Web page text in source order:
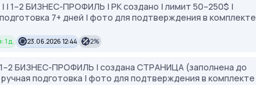
| 1–2 БИЗНЕС-ПРОФИЛЬ | РК создано | лимит 50–250$ |
7+ дней | фото для подтверждения в комплекте
1 д. 23.06.2026 12:44 2%
БИЗНЕС-ПРОФИЛЬ | создана СТРАНИЦА (заполнена до
подготовка | фото для подтверждения в комплекте